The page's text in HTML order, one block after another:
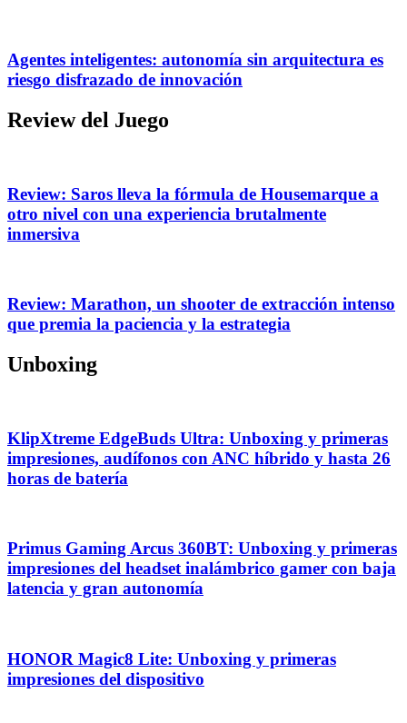
Agentes inteligentes: autonomía sin arquitectura es
riesgo disfrazado de innovación
Review del Juego
Review: Saros lleva la fórmula de Housemarque a
otro nivel con una experiencia brutalmente
inmersiva
Review: Marathon, un shooter de extracción intenso
que premia la paciencia y la estrategia
Unboxing
KlipXtreme EdgeBuds Ultra: Unboxing y primeras
impresiones, audífonos con ANC híbrido y hasta 26
horas de batería
Primus Gaming Arcus 360BT: Unboxing y primeras
impresiones del headset inalámbrico gamer con baja
latencia y gran autonomía
HONOR Magic8 Lite: Unboxing y primeras
impresiones del dispositivo